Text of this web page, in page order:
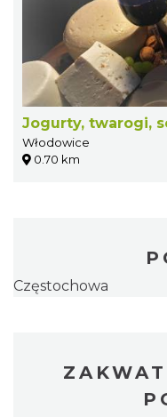
Jogurty, twarogi,
Włodowice
0.70 km
Częstochowa